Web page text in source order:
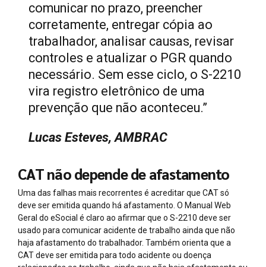
comunicar no prazo, preencher
corretamente, entregar cópia ao
trabalhador, analisar causas, revisar
controles e atualizar o PGR quando
necessário. Sem esse ciclo, o S-2210
vira registro eletrônico de uma
prevenção que não aconteceu.”
Lucas Esteves, AMBRAC
CAT não depende de afastamento
Uma das falhas mais recorrentes é acreditar que CAT só
deve ser emitida quando há afastamento. O Manual Web
Geral do eSocial é claro ao afirmar que o S-2210 deve ser
usado para comunicar acidente de trabalho ainda que não
haja afastamento do trabalhador. Também orienta que a
CAT deve ser emitida para todo acidente ou doença